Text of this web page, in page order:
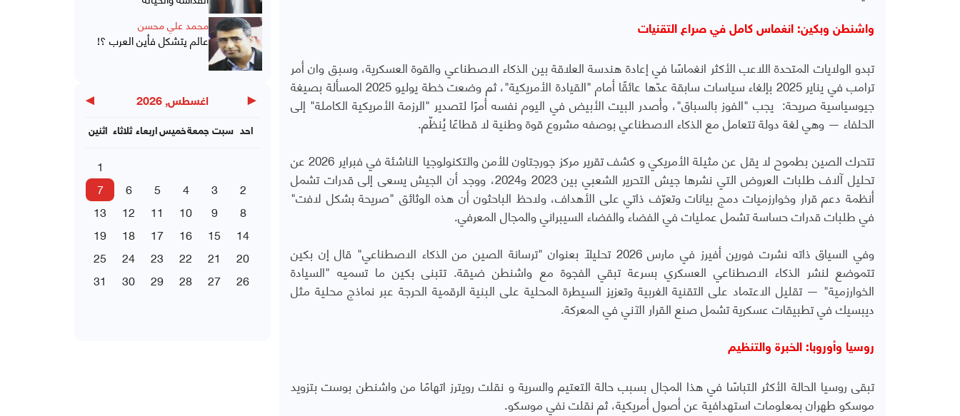
واشنطن وبكين: انغماس كامل في صراع التقنيات
تبدو الولايات المتحدة اللاعب الأكثر انغماسًا في إعادة هندسة العلاقة بين الذكاء الاصطناعي والقوة العسكرية، وسبق وان أمر
ترامب في يناير 2025 بإلغاء سياسات سابقة عدّها عائقًا أمام "القيادة الأمريكية"، ثم وضعت خطة يوليو 2025 المسألة بصيغة
جيوسياسية صريحة: يجب "الفوز بالسباق"، وأصدر البيت الأبيض في اليوم نفسه أمرًا لتصدير "الرزمة الأمريكية الكاملة" إلى
الحلفاء — وهي لغة دولة تتعامل مع الذكاء الاصطناعي بوصفه مشروع قوة وطنية لا قطاعًا يُنظّم.
تتحرك الصين بطموح لا يقل عن مثيلة الأمريكي و كشف تقرير مركز جورجتاون للأمن والتكنولوجيا الناشئة في فبراير 2026 عن
تحليل آلاف طلبات العروض التي نشرها جيش التحرير الشعبي بين 2023 و2024، ووجد أن الجيش يسعى إلى قدرات تشمل
أنظمة دعم قرار وخوارزميات دمج بيانات وتعرّف ذاتي على الأهداف، ولاحظ الباحثون أن هذه الوثائق "صريحة بشكل لافت"
في طلبات قدرات حساسة تشمل عمليات في الفضاء والفضاء السيبراني والمجال المعرفي.
وفي السياق ذاته نشرت فورين أفيرز في مارس 2026 تحليلًا بعنوان "ترسانة الصين من الذكاء الاصطناعي" قال إن بكين
تتموضع لنشر الذكاء الاصطناعي العسكري بسرعة تبقي الفجوة مع واشنطن ضيقة. تتبنى بكين ما تسميه "السيادة
الخوارزمية" — تقليل الاعتماد على التقنية الغربية وتعزيز السيطرة المحلية على البنية الرقمية الحرجة عبر نماذج محلية مثل
ديبسيك في تطبيقات عسكرية تشمل صنع القرار الآني في المعركة.
روسيا وأوروبا: الخبرة والتنظيم
تبقى روسيا الحالة الأكثر التباسًا في هذا المجال بسبب حالة التعتيم والسرية و نقلت رويترز اتهامًا من واشنطن بوست بتزويد
موسكو طهران بمعلومات استهدافية عن أصول أمريكية، ثم نقلت نفي موسكو.
محمد علي محسن
عالم يتشكل فأين العرب ؟!
◀ اغسطس, 2026 ▶
اثنين ثلاثاء اربعاءخميسجمعة سبت احد
1
2
3
4
5
6
7
8
9
10
11
12
13
14
15
16
17
18
19
20
21
22
23
24
25
26
27
28
29
30
31